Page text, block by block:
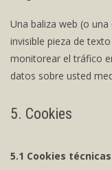
Una baliza web (o
invisible pieza de
monitorear el tráfico
datos sobre usted
5. Cookies
5.1 Cookies